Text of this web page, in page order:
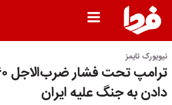
نیویورک تایمز
دادن به جنگ علیه ایران